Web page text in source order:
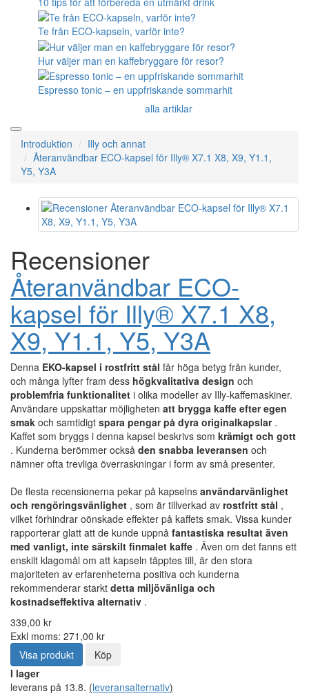
Te från ECO-kapseln, varför inte?
Hur väljer man en kaffebryggare för resor?
Espresso tonic – en uppfriskande sommarhit
alla artiklar
Introduktion
Illy och annat
Återanvändbar ECO-kapsel för Illy® X7.1 X8, X9, Y1.1,
Y5, Y3A
Recensioner
Återanvändbar ECO-
kapsel för Illy® X7.1 X8,
X9, Y1.1, Y5, Y3A
Denna EKO-kapsel i rostfritt stål får höga betyg från kunder,
och många lyfter fram dess högkvalitativa design och
problemfria funktionalitet i olika modeller av Illy-kaffemaskiner.
Användare uppskattar möjligheten att brygga kaffe efter egen
smak och samtidigt spara pengar på dyra originalkapslar.
Kaffet som bryggs i denna kapsel beskrivs som krämigt och gott
. Kunderna berömmer också den snabba leveransen och
nämner ofta trevliga överraskningar i form av små presenter.
De flesta recensionerna pekar på kapselns användarvänlighet
och rengöringsvänlighet , som är tillverkad av rostfritt stål ,
vilket förhindrar oönskade effekter på kaffets smak. Vissa kunder
rapporterar glatt att de kunde uppnå fantastiska resultat även
med vanligt, inte särskilt finmalet kaffe . Även om det fanns ett
enskilt klagomål om att kapseln täpptes till, är den stora
majoriteten av erfarenheterna positiva och kunderna
rekommenderar starkt detta miljövänliga och
kostnadseffektiva alternativ .
339,00 kr
Exkl moms: 271,00 kr
Visa produkt
Köp
I lager
leverans på 13.8. (leveransalternativ)